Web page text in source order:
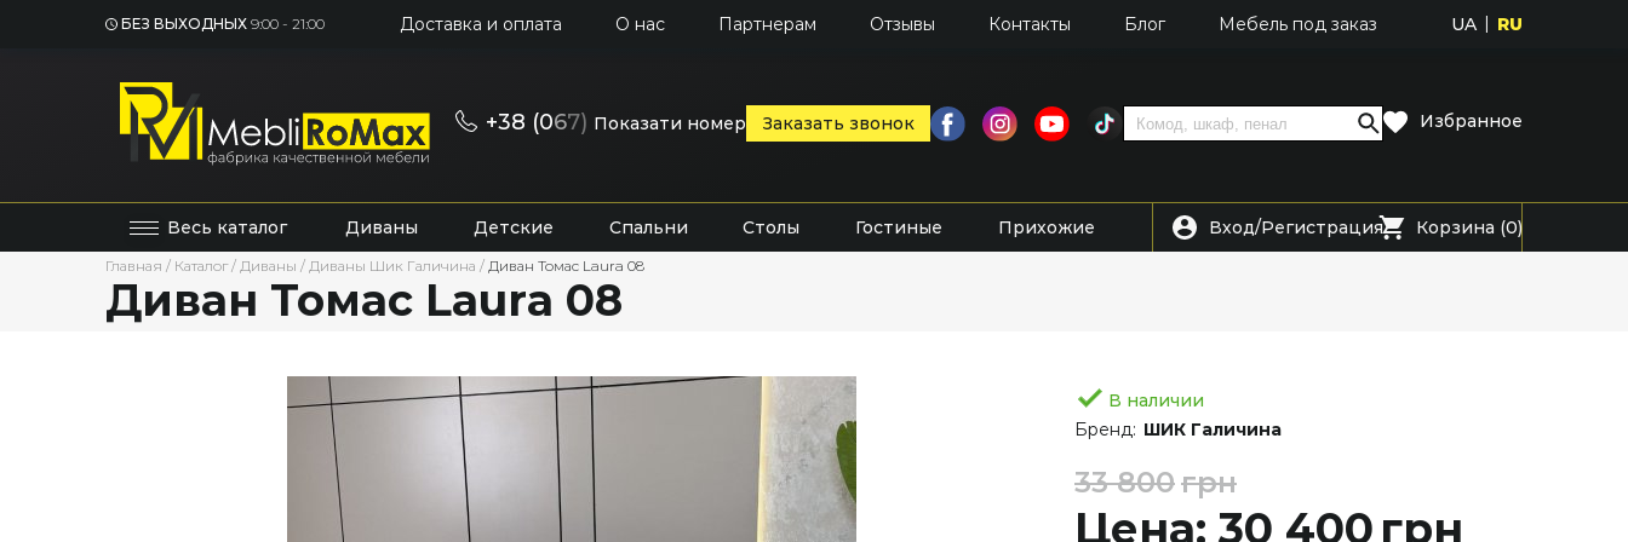
БЕЗ ВЫХОДНЫХ 9:00 - 21:00 Доставка и оплата О нас Партнерам Отзывы Контакты Блог Мебель под заказ UA RU
+38 (067) Показати номер Заказать звонок Избранное
Весь каталог Диваны Детские Спальни Столы Гостиные Прихожие Вход/Регистрация Корзина (0)
Главная / Каталог / Диваны / Диваны Шик Галичина / Диван Томас Laura 08
Диван Томас Laura 08
В наличии
Бренд: ШИК Галичина
33 800грн
Цена: 30 400 грн